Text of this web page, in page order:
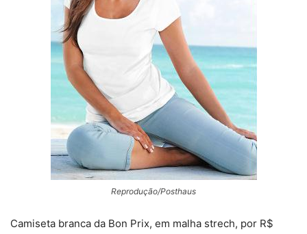
Reprodução/Posthaus
Camiseta branca da Bon Prix, em malha strech, por R$